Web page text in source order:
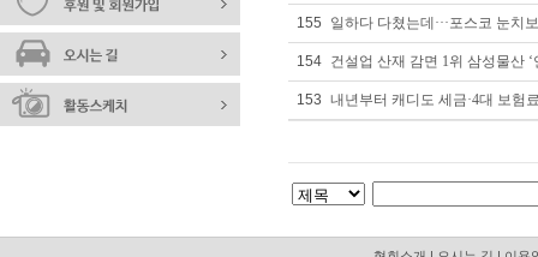
155 일하다 다쳤는데···포스코 눈치
154 건설업 산재 감면 1위 삼성물산 ‘
153 내년부터 캐디도 세금·4대 보험